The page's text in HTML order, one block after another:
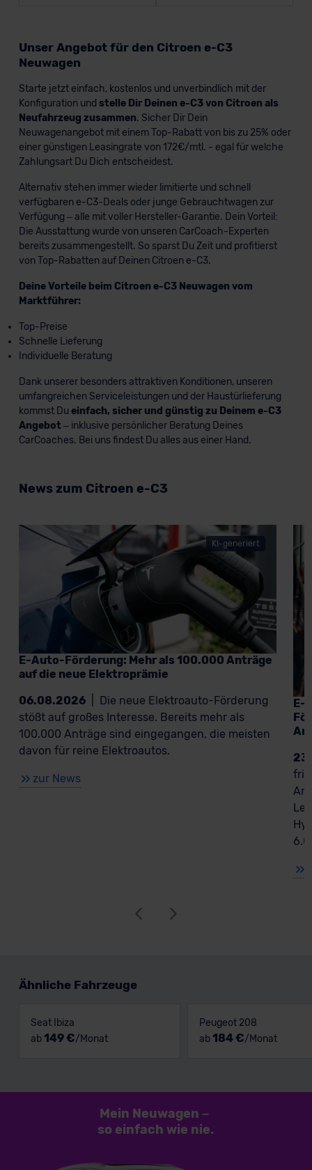
Unser Angebot für den Citroen e-C3
Neuwagen
Starte jetzt einfach, kostenlos und unverbindlich mit der
Konfiguration und stelle Dir Deinen e-C3 von Citroen als
Neufahrzeug zusammen. Sicher Dir Dein
Neuwagenangebot mit einem Top-Rabatt von bis zu 25% oder
einer günstigen Leasingrate von 172€/mtl. - egal für welche
Zahlungsart Du Dich entscheidest.
Alternativ stehen immer wieder limitierte und schnell
verfügbaren e-C3-Deals oder junge Gebrauchtwagen zur
Verfügung – alle mit voller Hersteller-Garantie. Dein Vorteil:
Die Ausstattung wurde von unseren CarCoach-Experten
bereits zusammengestellt. So sparst Du Zeit und profitierst
von Top-Rabatten auf Deinen Citroen e-C3.
Deine Vorteile beim Citroen e-C3 Neuwagen vom
Marktführer:
Top-Preise
Schnelle Lieferung
Individuelle Beratung
Dank unserer besonders attraktiven Konditionen, unseren
umfangreichen Serviceleistungen und der Haustürlieferung
kommst Du einfach, sicher und günstig zu Deinem e-C3
Angebot – inklusive persönlicher Beratung Deines
CarCoaches. Bei uns findest Du alles aus einer Hand.
News zum Citroen e-C3
KI-generiert
E-Auto-Förderung: Mehr als 100.000 Anträge
auf die neue Elektroprämie
06.08.2026
Die neue Elektroauto-Förderung
stößt auf großes Interesse. Bereits mehr als
100.000 Anträge sind eingegangen, die meisten
davon für reine Elektroautos.
zur News
E-
Ähnliche Fahrzeuge
Seat Ibiza
ab149 €/Monat
Peugeot 208
ab184 €/Monat
Mein Neuwagen –
so einfach wie nie.